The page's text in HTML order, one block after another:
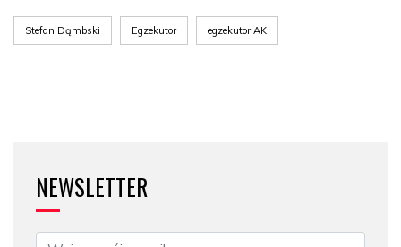
Stefan Dąmbski Egzekutor egzekutor AK
NEWSLETTER